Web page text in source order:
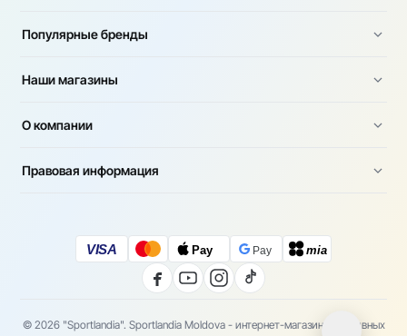
Популярные бренды
Наши магазины
О компании
Правовая информация
VISA Pay Pay mia
© 2026 "Sportlandia". Sportlandia Moldova - интернет-магазин спортивных